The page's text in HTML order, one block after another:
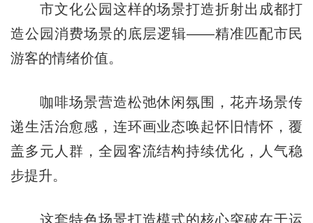
市文化公园这样的场景打造折射出成都打
造公园消费场景的底层逻辑——精准匹配市民
游客的情绪价值。
咖啡场景营造松弛休闲氛围，花卉场景传
递生活治愈感，连环画业态唤起怀旧情怀，覆
盖多元人群，全园客流结构持续优化，人气稳
步提升。
这套特色场景打造模式的核心突破在于运